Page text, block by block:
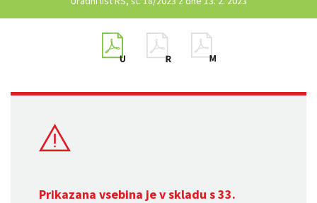
Prikazana vsebina je v skladu s 33.